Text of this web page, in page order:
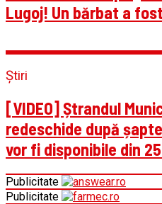
Lugoj! Un bărbat a
Știri
[VIDEO] Ștrandul
redeschide după
vor fi disponibile din
Publicitate
Publicitate